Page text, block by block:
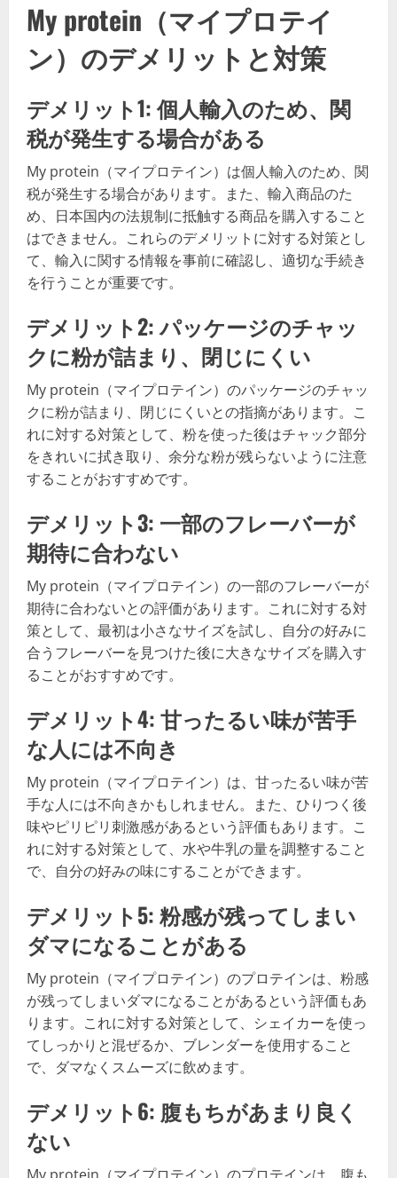
My protein（マイプロテイ
ン）のデメリットと対策
デメリット1: 個人輸入のため、関
税が発生する場合がある
My protein（マイプロテイン）は個人輸入のため、関
税が発生する場合があります。また、輸入商品のた
め、日本国内の法規制に抵触する商品を購入すること
はできません。これらのデメリットに対する対策とし
て、輸入に関する情報を事前に確認し、適切な手続き
を行うことが重要です。
デメリット2: パッケージのチャッ
クに粉が詰まり、閉じにくい
My protein（マイプロテイン）のパッケージのチャッ
クに粉が詰まり、閉じにくいとの指摘があります。こ
れに対する対策として、粉を使った後はチャック部分
をきれいに拭き取り、余分な粉が残らないように注意
することがおすすめです。
デメリット3: 一部のフレーバーが
期待に合わない
My protein（マイプロテイン）の一部のフレーバーが
期待に合わないとの評価があります。これに対する対
策として、最初は小さなサイズを試し、自分の好みに
合うフレーバーを見つけた後に大きなサイズを購入す
ることがおすすめです。
デメリット4: 甘ったるい味が苦手
な人には不向き
My protein（マイプロテイン）は、甘ったるい味が苦
手な人には不向きかもしれません。また、ひりつく後
味やピリピリ刺激感があるという評価もあります。こ
れに対する対策として、水や牛乳の量を調整すること
で、自分の好みの味にすることができます。
デメリット5: 粉感が残ってしまい
ダマになることがある
My protein（マイプロテイン）のプロテインは、粉感
が残ってしまいダマになることがあるという評価もあ
ります。これに対する対策として、シェイカーを使っ
てしっかりと混ぜるか、ブレンダーを使用すること
で、ダマなくスムーズに飲めます。
デメリット6: 腹もちがあまり良く
ない
My protein（マイプロテイン）のプロテインは、腹も